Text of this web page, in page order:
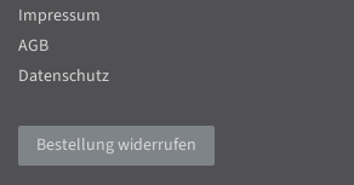
Impressum
AGB
Datenschutz
Bestellung widerrufen